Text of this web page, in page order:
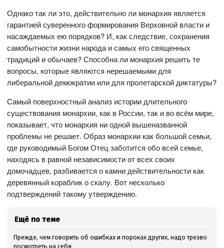
Однако так ли это, действительно ли монархия является
гарантией суверенного формирования Верховной власти и
насаждаемых ею порядков? И, как следствие, сохранения
самобытности жизни народа и самых его священных
традиций и обычаев? Способна ли монархия решить те
вопросы, которые являются нерешаемыми для
либеральной демократии или для пролетарской диктатуры?
Самый поверхностный анализ истории длительного
существования монархии, как в России, так и во всём мире,
показывает, что монархия ни одной вышеназванной
проблемы не решает. Образ монархии как большой семьи,
где руководимый Богом Отец заботится обо всей семье,
находясь в равной независимости от всех своих
домочадцев, разбивается о камни действительности как
деревянный кораблик о скалу. Вот несколько
подтверждений такому утверждению.
Ещё по теме
Прежде, чем говорить об ошибках и пороках других, надо трезво
посмотреть на себя